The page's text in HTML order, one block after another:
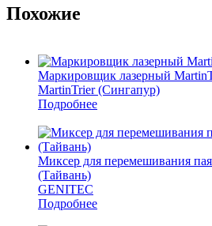
Похожие
Маркировщик лазерный
MartinTrier (Сингапур)
Подробнее
Миксер для перемешивания
(Тайвань)
GENITEC
Подробнее